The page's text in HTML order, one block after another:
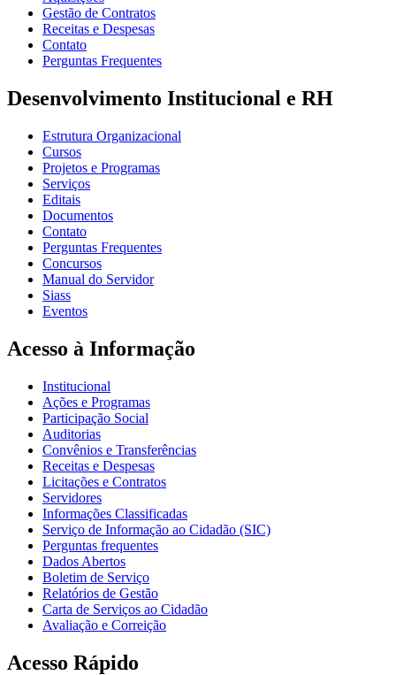
Gestão de Contratos
Receitas e Despesas
Contato
Perguntas Frequentes
Desenvolvimento Institucional e RH
Estrutura Organizacional
Cursos
Projetos e Programas
Serviços
Editais
Documentos
Contato
Perguntas Frequentes
Concursos
Manual do Servidor
Siass
Eventos
Acesso à Informação
Institucional
Ações e Programas
Participação Social
Auditorias
Convênios e Transferências
Receitas e Despesas
Licitações e Contratos
Servidores
Informações Classificadas
Serviço de Informação ao Cidadão (SIC)
Perguntas frequentes
Dados Abertos
Boletim de Serviço
Relatórios de Gestão
Carta de Serviços ao Cidadão
Avaliação e Correição
Acesso Rápido